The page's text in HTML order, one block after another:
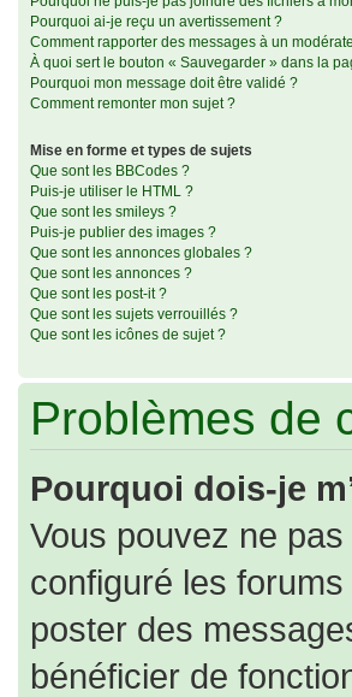
Pourquoi ai-je reçu un avertissement ?
Comment rapporter des messages à un
À quoi sert le bouton « Sauvegarder » dans la
Pourquoi mon message doit être validé ?
Comment remonter mon sujet ?
Mise en forme et types de sujets
Que sont les BBCodes ?
Puis-je utiliser le HTML ?
Que sont les smileys ?
Puis-je publier des images ?
Que sont les annonces globales ?
Que sont les annonces ?
Que sont les post-it ?
Que sont les sujets verrouillés ?
Que sont les icônes de sujet ?
Problèmes de
Pourquoi dois-je
Vous pouvez ne
configuré les forums
poster des
bénéficier de